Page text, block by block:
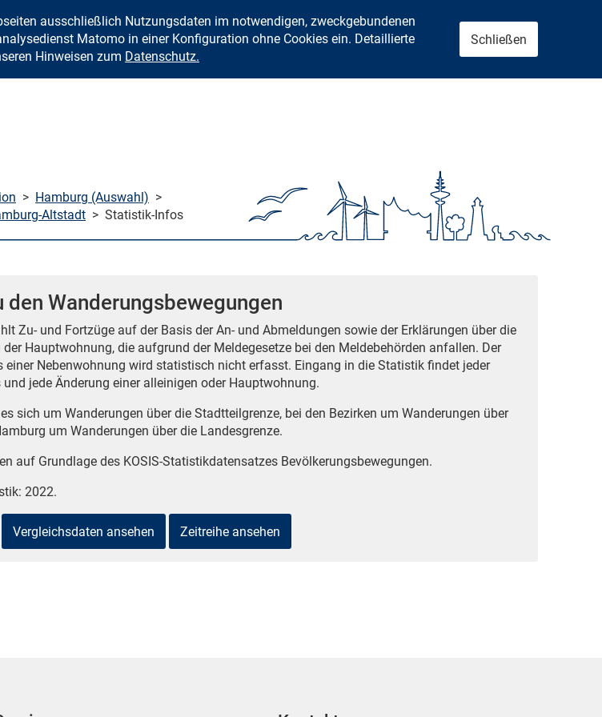
Zum Inhalt springen
ausschließlich Nutzungsdaten im notwendigen, zweckgebundenen
Matomo in einer Konfiguration ohne Cookies ein. Detaillierte
Hinweisen zum Datenschutz.
Schließen
> Hamburg (Auswahl) >
Altstadt > Statistik-Infos
Wanderungsbewegungen
Zu- und Fortzüge auf der Basis der An- und Abmeldungen sowie der Erklärungen über die
Hauptwohnung, die aufgrund der Meldegesetze bei den Meldebehörden anfallen. Der
einer Nebenwohnung wird statistisch nicht erfasst. Eingang in die Statistik findet jeder
jede Änderung einer alleinigen oder Hauptwohnung.
sich um Wanderungen über die Stadtteilgrenze, bei den Bezirken um Wanderungen über
um Wanderungen über die Landesgrenze.
auf Grundlage des KOSIS-Statistikdatensatzes Bevölkerungsbewegungen.
2022.
Vergleichsdaten ansehen Zeitreihe ansehen